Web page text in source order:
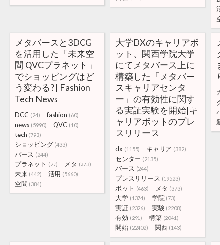
メタバースと3DCG
を活用した「未来空
間 QVCプラネット」
でショッピングはど
う変わる? | Fashion
Tech News
DCG (24) fashion (60)
news (5990) QVC (10)
tech (793)
ショッピング (433)
バース (244)
プラネット (27) メタ (373)
未来 (442) 活用 (5660)
空間 (384)
大学DXのキャリアボ
ット、関西学院大学
にてメタバース上に
構築した「メタバー
スキャリアセンタ
ー」の有効性に関す
る実証実験を開始|キ
ャリアボットのプレ
スリリース
dx (1155) キャリア (382)
センター (2135)
バース (244)
プレスリリース (19523)
ボット (463) メタ (373)
大学 (1374) 学院 (73)
実証 (2326) 実験 (2208)
有効 (291) 構築 (2041)
開始 (22402) 関西 (143)